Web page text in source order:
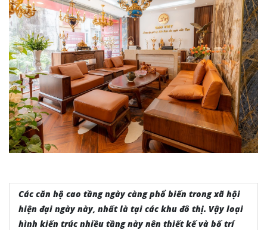
Các căn hộ cao tầng ngày càng phổ biến trong xã hội
hiện đại ngày này, nhất là tại các khu đô thị. Vậy loại
hình kiến trúc nhiều tầng này nên thiết kế và bố trí